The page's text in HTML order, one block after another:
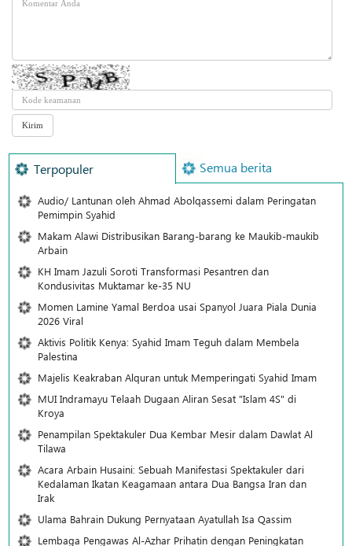
Terpopuler Semua berita
Audio/ Lantunan oleh Ahmad Abolqassemi dalam Peringatan
Pemimpin Syahid
Makam Alawi Distribusikan Barang-barang ke Maukib-maukib
Arbain
KH Imam Jazuli Soroti Transformasi Pesantren dan
Kondusivitas Muktamar ke-35 NU
Momen Lamine Yamal Berdoa usai Spanyol Juara Piala Dunia
2026 Viral
Aktivis Politik Kenya: Syahid Imam Teguh dalam Membela
Palestina
Majelis Keakraban Alquran untuk Memperingati Syahid Imam
MUI Indramayu Telaah Dugaan Aliran Sesat "Islam 4S" di
Kroya
Penampilan Spektakuler Dua Kembar Mesir dalam Dawlat Al
Tilawa
Acara Arbain Husaini: Sebuah Manifestasi Spektakuler dari
Kedalaman Ikatan Keagamaan antara Dua Bangsa Iran dan
Irak
Ulama Bahrain Dukung Pernyataan Ayatullah Isa Qassim
Lembaga Pengawas Al-Azhar Prihatin dengan Peningkatan